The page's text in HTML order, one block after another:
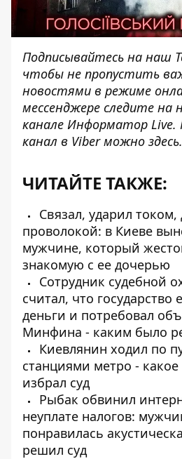
Подписывайтесь на наш
чтобы не пропустить
новостями в режиме
мессенджере следите на
канале Информатор Live.
канал в Viber можно здесь.
ЧИТАЙТЕ ТАКЖЕ:
Связал, ударил
проволокой: в Киеве
мужчине, который
знакомую с ее дочерью
Сотрудник судебной
считал, что государство
деньги и потребовал
Минфина - каким было
Киевлянин ходил по
станциями метро - какое
избрал суд
Рыбак обвинил
неуплате налогов:
понравилась
решил суд